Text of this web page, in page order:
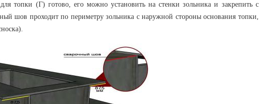
топки (Г) готово, его можно установить на стенки зольника и закрепить с
шов проходит по периметру зольника с наружной стороны основания топки,